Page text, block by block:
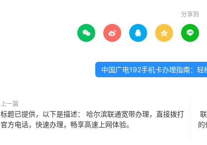
分享到
    
中国广电192手机卡办理指南：
上一篇
标题已提供，以下是描述： 哈尔滨联通宽带办理，直接拨打
官方电话，快速办理，畅享高速上网体验。
的